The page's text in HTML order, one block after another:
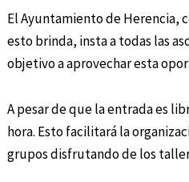
El Ayuntamiento de Herencia,
esto brinda, insta a todas las
objetivo a aprovechar esta
A pesar de que la entrada es
hora. Esto facilitará la
grupos disfrutando de los